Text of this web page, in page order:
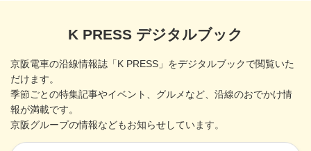
K PRESS デジタルブック
京阪電車の沿線情報誌「K PRESS」をデジタルブックで閲覧いた
だけます。
季節ごとの特集記事やイベント、グルメなど、沿線のおでかけ情
報が満載です。
京阪グループの情報などもお知らせしています。